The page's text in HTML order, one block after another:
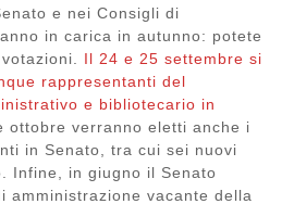
e nei Consigli di
in carica in autunno: potete
Il 24 e 25 settembre si
rappresentanti del
e bibliotecario in
ottobre verranno eletti anche i
in Senato, tra cui sei nuovi
Infine, in giugno il Senato
amministrazione vacante della